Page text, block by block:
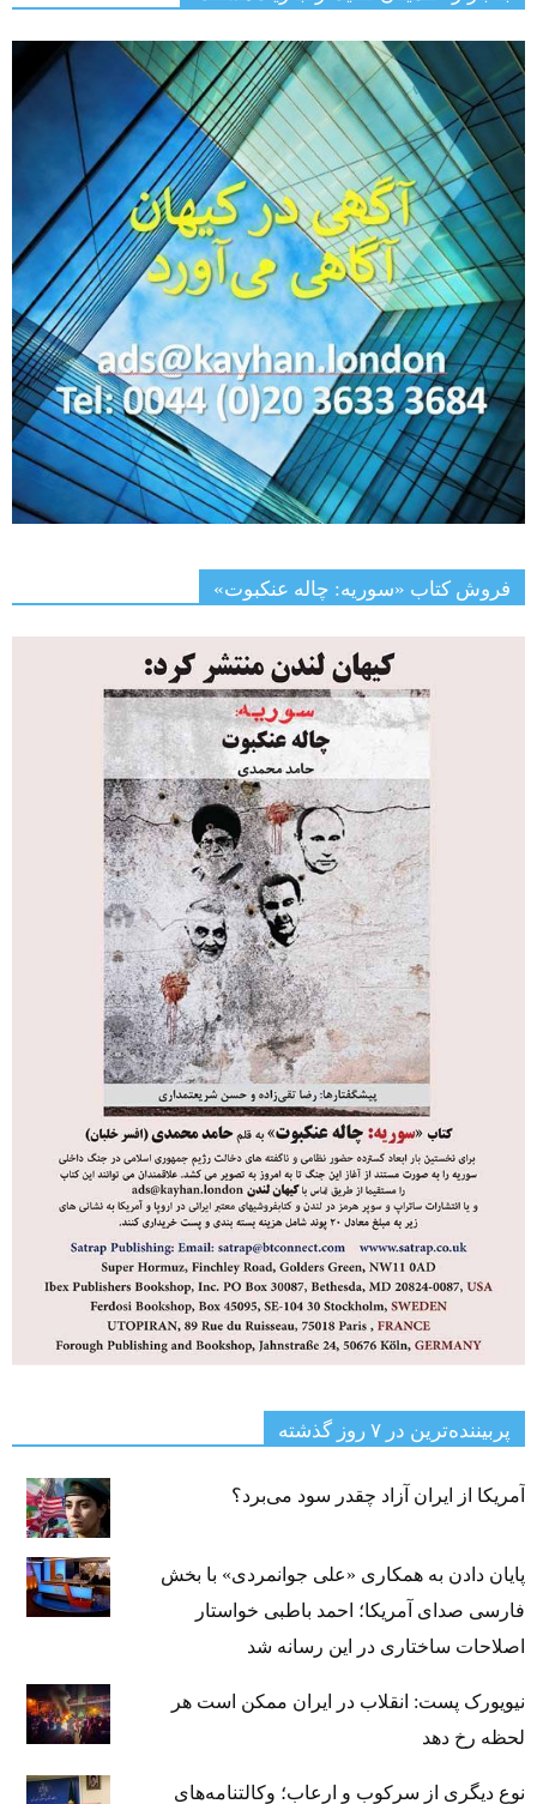
فروش کتاب «سوریه: چاله عنکبوت»
پربیننده‌ترین‌ در ۷ روز گذشته
آمریکا از ایران آزاد چقدر سود می‌برد؟
پایان دادن به همکاری «علی جوانمردی» با بخش
فارسی صدای آمریکا؛ احمد باطبی خواستار
اصلاحات ساختاری در این رسانه شد
نیویورک پست: انقلاب در ایران ممکن است هر
لحظه رخ دهد
نوع دیگری از سرکوب و ارعاب؛ وکالتنامه‌های